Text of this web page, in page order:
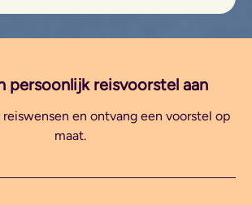
persoonlijk reisvoorstel aan
en ontvang een voorstel op
maat.